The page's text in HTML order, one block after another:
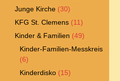
Junge Kirche (30)
KFG St. Clemens (11)
Kinder & Familien (49)
Kinder-Familien-Messkreis
(6)
Kinderdisko (15)